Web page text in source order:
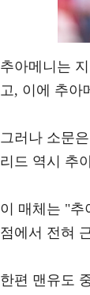
추아메니는
고, 이에 추아
그러나 소문
리드 역시 추
이 매체는 "추
점에서 전혀
한편 맨유도